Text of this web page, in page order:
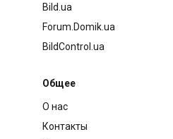
Bild.ua
Forum.Domik.ua
BildControl.ua
Общее
О нас
Контакты